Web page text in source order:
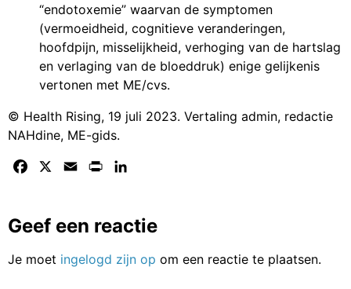
“endotoxemie” waarvan de symptomen
(vermoeidheid, cognitieve veranderingen,
hoofdpijn, misselijkheid, verhoging van de hartslag
en verlaging van de bloeddruk) enige gelijkenis
vertonen met ME/cvs.
© Health Rising, 19 juli 2023. Vertaling admin, redactie
NAHdine, ME-gids.
Facebook Email Print
Geef een reactie
Je moet ingelogd zijn op om een reactie te plaatsen.